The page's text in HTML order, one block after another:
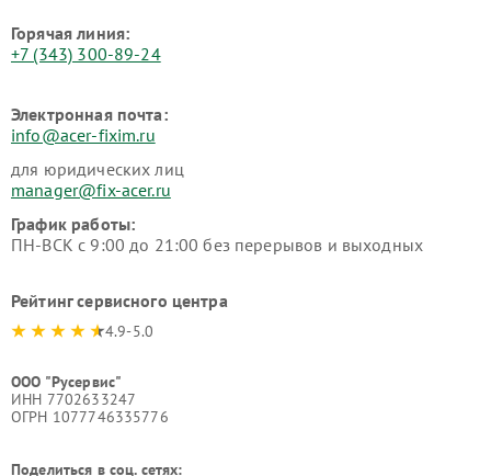
Горячая линия:
+7 (343) 300-89-24
Электронная почта:
info@acer-fixim.ru
для юридических лиц
manager@fix-acer.ru
График работы:
ПН-ВСК с 9:00 до 21:00 без перерывов и выходных
Рейтинг сервисного центра
4.9-5.0
ООО "Русервис"
ИНН 7702633247
ОГРН 1077746335776
Поделиться в соц. сетях: